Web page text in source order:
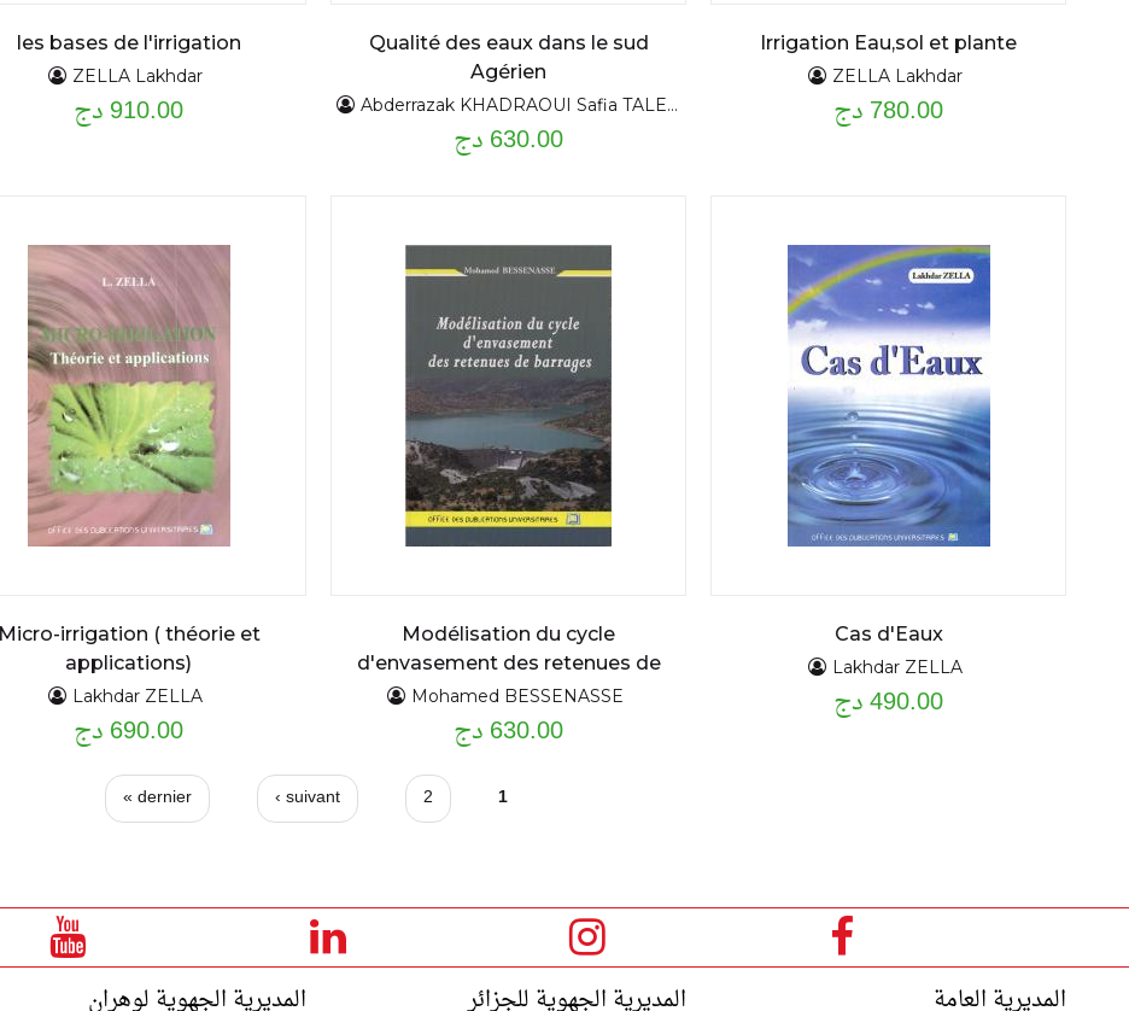
Irrigation Eau,sol et plante
ZELLA Lakhdar
780.00 دج
Qualité des eaux dans le sud
Agérien
Abderrazak KHADRAOUI Safia TALEB
630.00 دج
les bases de l'irrigation
ZELLA Lakhdar
910.00 دج
Cas d'Eaux
Lakhdar ZELLA
490.00 دج
Modélisation du cycle
d'envasement des retenues de
barrages
Mohamed BESSENASSE
630.00 دج
Micro-irrigation ( théorie et
applications)
Lakhdar ZELLA
690.00 دج
ص
ف
1
2
suivant ›
dernier »
المديرية العامة المديرية الجهوية للجزائر المديرية الجهوية لوهران